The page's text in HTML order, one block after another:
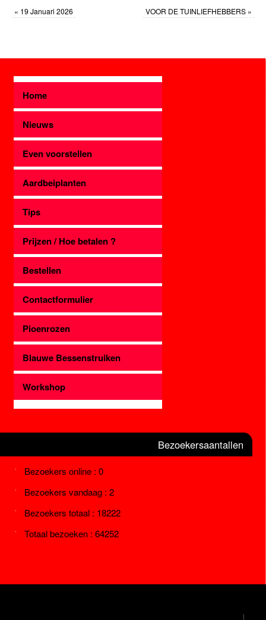
« 19 Januari 2026 VOOR DE TUINLIEFHEBBERS »
Home
Nieuws
Even voorstellen
Aardbeiplanten
Tips
Prijzen / Hoe betalen ?
Bestellen
Contactformulier
Pioenrozen
Blauwe Bessenstruiken
Workshop
Bezoekersaantallen
Bezoekers online : 0
Bezoekers vandaag : 2
Bezoekers totaal : 18222
Totaal bezoeken : 64252
|